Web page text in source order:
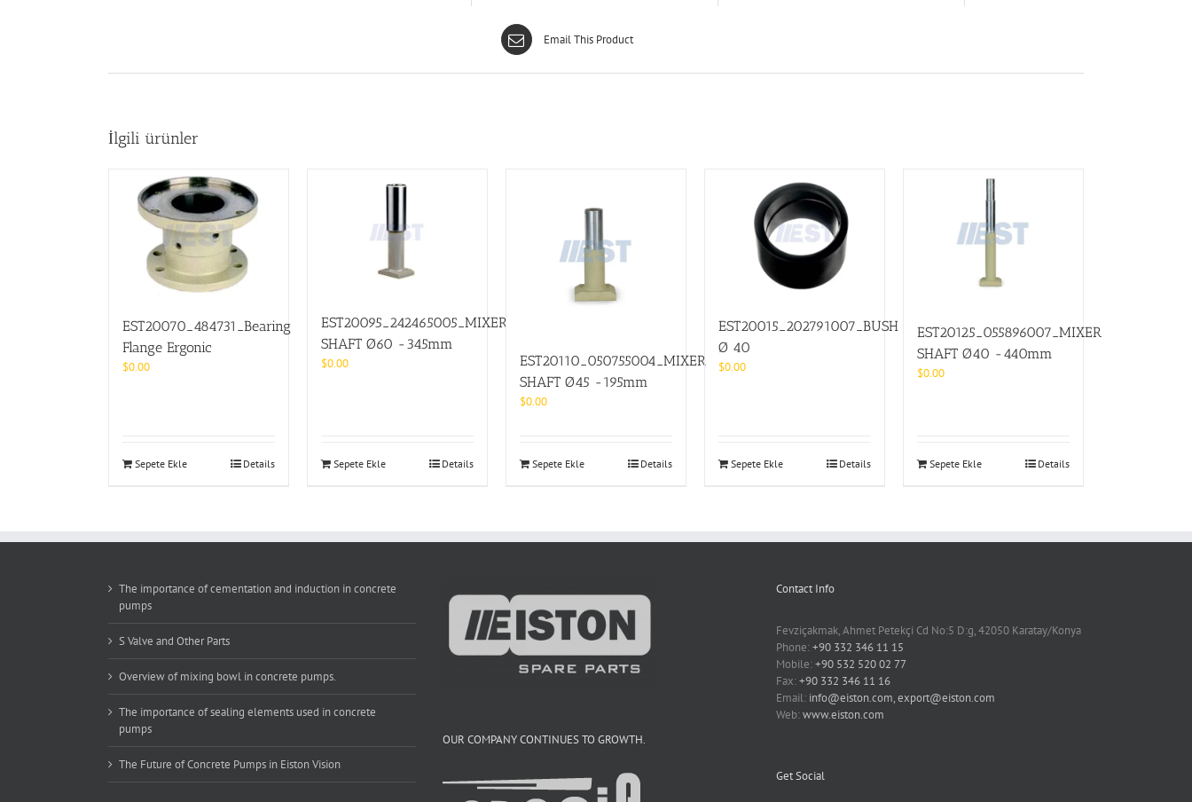
Email This Product
İlgili ürünler
EST20070_484731_Bearing
Flange Ergonic
$0.00
Sepete Ekle Details
EST20095_242465005_MIXER
SHAFT Ø60 -345mm
$0.00
Sepete Ekle Details
EST20110_050755004_MIXER
SHAFT Ø45 -195mm
$0.00
Sepete Ekle Details
EST20015_202791007_BUSH
Ø 40
$0.00
Sepete Ekle Details
EST20125_055896007_MIXER
SHAFT Ø40 -440mm
$0.00
Sepete Ekle Details
The importance of cementation and induction in concrete
pumps
S Valve and Other Parts
Overview of mixing bowl in concrete pumps.
The importance of sealing elements used in concrete
pumps
The Future of Concrete Pumps in Eiston Vision
OUR COMPANY CONTINUES TO GROWTH.
Contact Info
Fevziçakmak, Ahmet Petekçi Cd No:5 D:g, 42050 Karatay/Konya
Phone:+90 332 346 11 15
Mobile:+90 532 520 02 77
Fax:+90 332 346 11 16
Email: info@eiston.com, export@eiston.com
Web:www.eiston.com
Get Social